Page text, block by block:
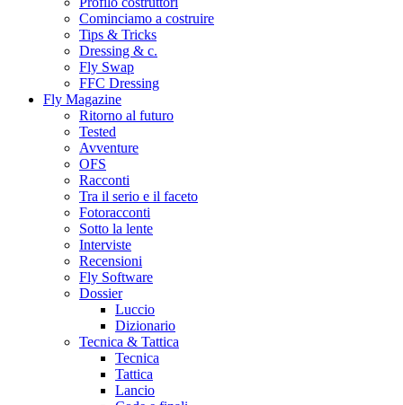
Cominciamo a costruire
Tips & Tricks
Dressing & c.
Fly Swap
FFC Dressing
Fly Magazine
Ritorno al futuro
Tested
Avventure
OFS
Racconti
Tra il serio e il faceto
Fotoracconti
Sotto la lente
Interviste
Recensioni
Fly Software
Dossier
Luccio
Dizionario
Tecnica & Tattica
Tecnica
Tattica
Lancio